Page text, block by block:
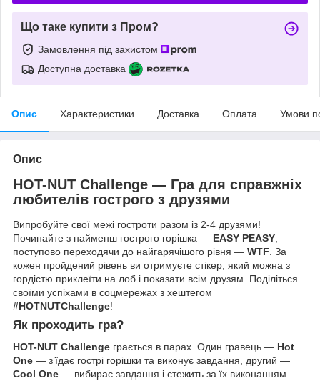
Що таке купити з Пром?
Замовлення під захистом
Доступна доставка
Опис Характеристики Доставка Оплата Умови
Опис
HOT-NUT Challenge — Гра для справжніх
любителів гострого з друзями
Випробуйте свої межі гостроти разом із 2-4 друзями!
Починайте з найменш гострого горішка — EASY PEASY,
поступово переходячи до найгарячішого рівня — WTF. За
кожен пройдений рівень ви отримуєте стікер, який можна з
гордістю приклеїти на лоб і показати всім друзям. Поділіться
своїми успіхами в соцмережах з хештегом
#HOTNUTChallenge!
Як проходить гра?
HOT-NUT Challenge грається в парах. Один гравець — Hot
One — з’їдає гострі горішки та виконує завдання, другий —
Cool One — вибирає завдання і стежить за їх виконанням.